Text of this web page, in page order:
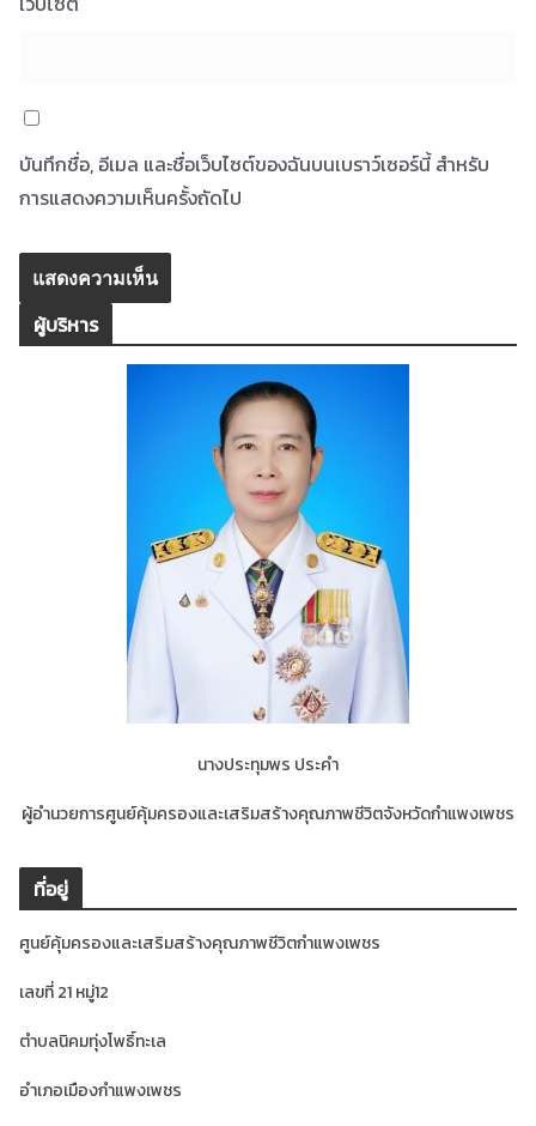
บันทึกชื่อ, อีเมล และชื่อเว็บไซต์ของฉันบนเบราว์เซอร์นี้ สำหรับ
การแสดงความเห็นครั้งถัดไป
ผู้บริหาร
นางประทุมพร ประคำ
ผู้อำนวยการศูนย์คุ้มครองและเสริมสร้างคุณภาพชีวิตจังหวัดกำแพงเพชร
ที่อยู่
ศูนย์คุ้มครองและเสริมสร้างคุณภาพชีวิตกำแพงเพชร
เลขที่ 21 หมู่12
ตำบลนิคมทุ่งโพธิ์ทะเล
อำเภอเมืองกำแพงเพชร